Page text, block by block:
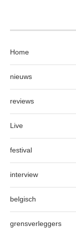
Home
nieuws
reviews
Live
festival
interview
belgisch
grensverleggers